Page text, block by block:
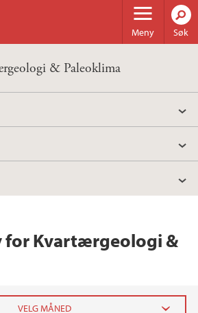
Meny Søk
& Paleoklima
for Kvartærgeologi &